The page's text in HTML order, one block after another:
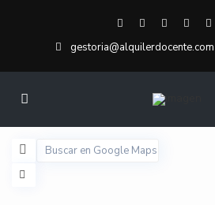
gestoria@alquilerdocente.com